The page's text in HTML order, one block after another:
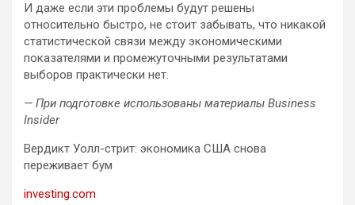
И даже если эти проблемы будут решены
относительно быстро, не стоит забывать, что никакой
статистической связи между экономическими
показателями и промежуточными результатами
выборов практически нет.
— При подготовке использованы материалы Business
Insider
Вердикт Уолл-стрит: экономика США снова
переживает бум
investing.com